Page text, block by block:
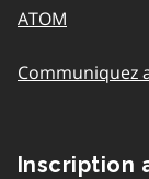
ATOM
Communiquez
Inscription